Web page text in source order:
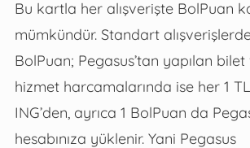
Bu kartla her alışverişte BolPuan
mümkündür. Standart
BolPuan; Pegasus’tan yapılan
hizmet harcamalarında ise her 1
ING’den, ayrıca 1 BolPuan da
hesabınıza yüklenir. Yani Pegasus